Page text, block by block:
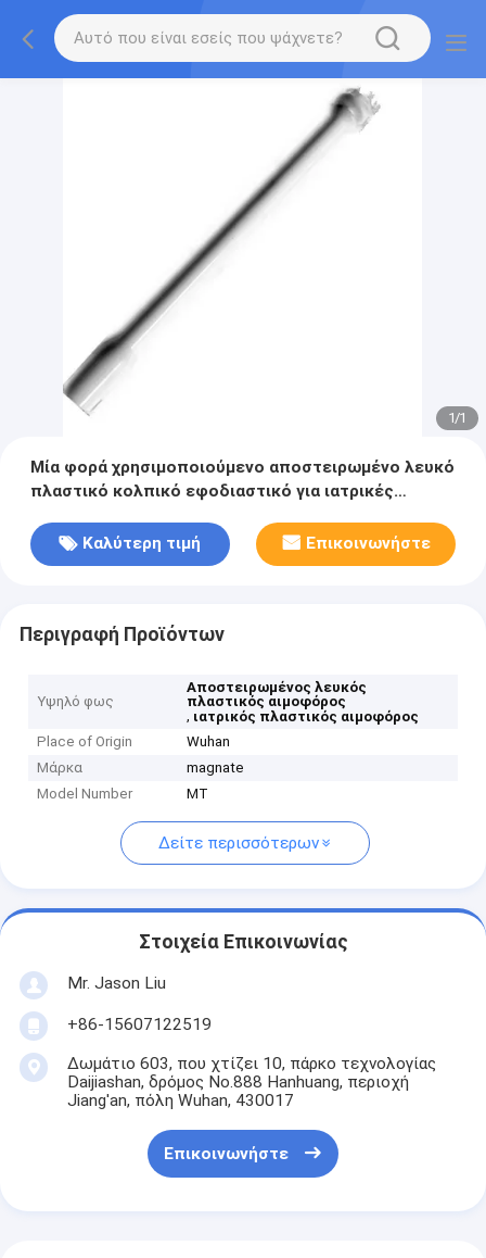
1/1
Μία φορά χρησιμοποιούμενο αποστειρωμένο λευκό
πλαστικό κολπικό εφοδιαστικό για ιατρικές
Καλύτερη τιμή
Επικοινωνήστε
Περιγραφή Προϊόντων
Υψηλό φως
Αποστειρωμένος λευκός
πλαστικός αιμοφόρος
, ιατρικός πλαστικός αιμοφόρος
Place of Origin
Wuhan
Μάρκα
magnate
Model Number
MT
Δείτε περισσότερων
Στοιχεία Επικοινωνίας
Mr. Jason Liu
+86-15607122519
Δωμάτιο 603, που χτίζει 10, πάρκο τεχνολογίας
Daijiashan, δρόμος No.888 Hanhuang, περιοχή
Jiang'an, πόλη Wuhan, 430017
Επικοινωνήστε